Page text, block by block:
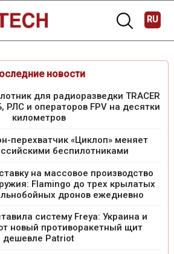
RU
новости
для радиоразведки TRACER
РЛС и операторов FPV на десятки
километров
перехватчик «Циклоп» меняет
беспилотниками
на массовое производство
Flamingo до трех крылатых
дронов ежедневно
систему Freya: Украина и
новый противоракетный щит
дешевле Patriot